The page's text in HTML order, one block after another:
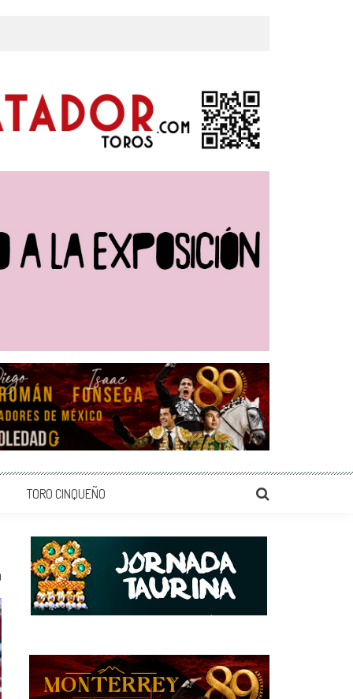
TORO CINQUEÑO